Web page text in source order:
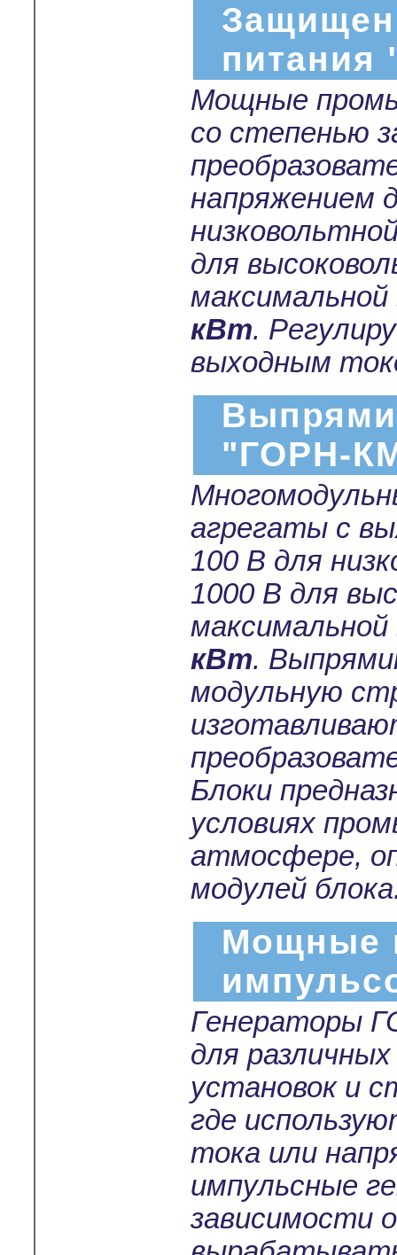
питания
Мощные
со степенью
напряжением
для
кВт.
выходным
"ГОРН-
агрегаты с
100 В для
1000 В для
кВт.
модульную
Блоки
условиях
атмосфере,
модулей
Мощные
Генераторы
для
установок и
где
тока или
импульсные
зависимости